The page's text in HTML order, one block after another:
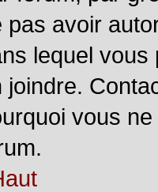
pas avoir
lequel vous
joindre.
vous